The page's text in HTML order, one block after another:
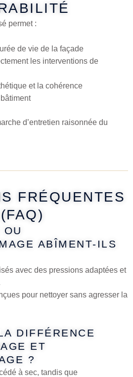
permet :
de vie de la façade
les interventions de
et la cohérence
d’entretien raisonnée du
FRÉQUENTES
(FAQ)
OU
ABÎMENT-ILS
avec des pressions adaptées et
pour nettoyer sans agresser la
DIFFÉRENCE
ET
?
à sec, tandis que